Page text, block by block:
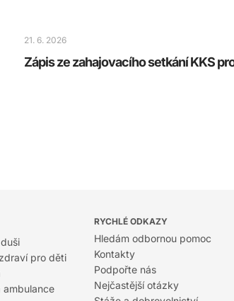
21. 6. 2026
Zápis ze zahajovacího setkání KKS
pro děti
RYCHLÉ ODKAZY
Hledám odbornou pomoc
Kontakty
Podpořte nás
Nejčastější otázky